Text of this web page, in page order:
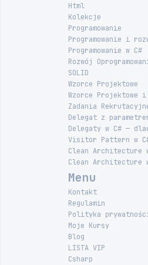
Html
Kolekcje
Programowanie
Programowanie i
Programowanie w C#
Rozwój
SOLID
Wzorce Projektowe
Wzorce Projektowe i
Zadania
Delegat z
Delegaty w C# —
Visitor Pattern w
Clean Architecture
Clean Architecture
Menu
Kontakt
Regulamin
Polityka
Moje Kursy
Blog
LISTA VIP
Csharp